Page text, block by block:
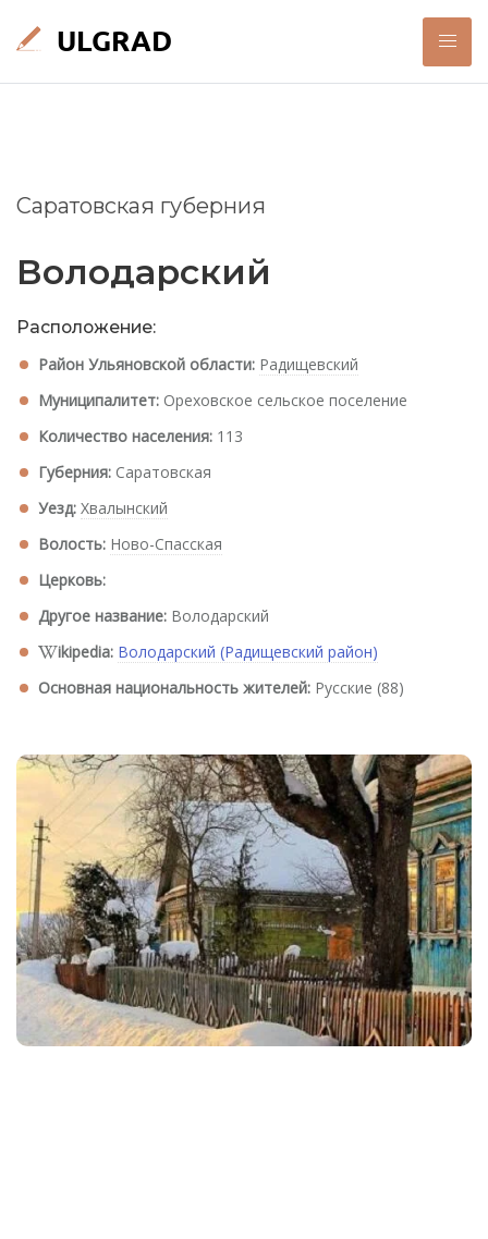
Саратовская губерния
Володарский
Расположение:
Район Ульяновской области: Радищевский
Муниципалитет: Ореховское сельское поселение
Количество населения: 113
Губерния: Саратовская
Уезд: Хвалынский
Волость: Ново-Спасская
Церковь:
Другое название: Володарский
ikipedia: Володарский (Радищевский район)
Основная национальность жителей: Русские (88)